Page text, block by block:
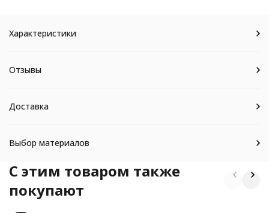
Характеристики
Отзывы
Доставка
Выбор материалов
C этим товаром также
покупают